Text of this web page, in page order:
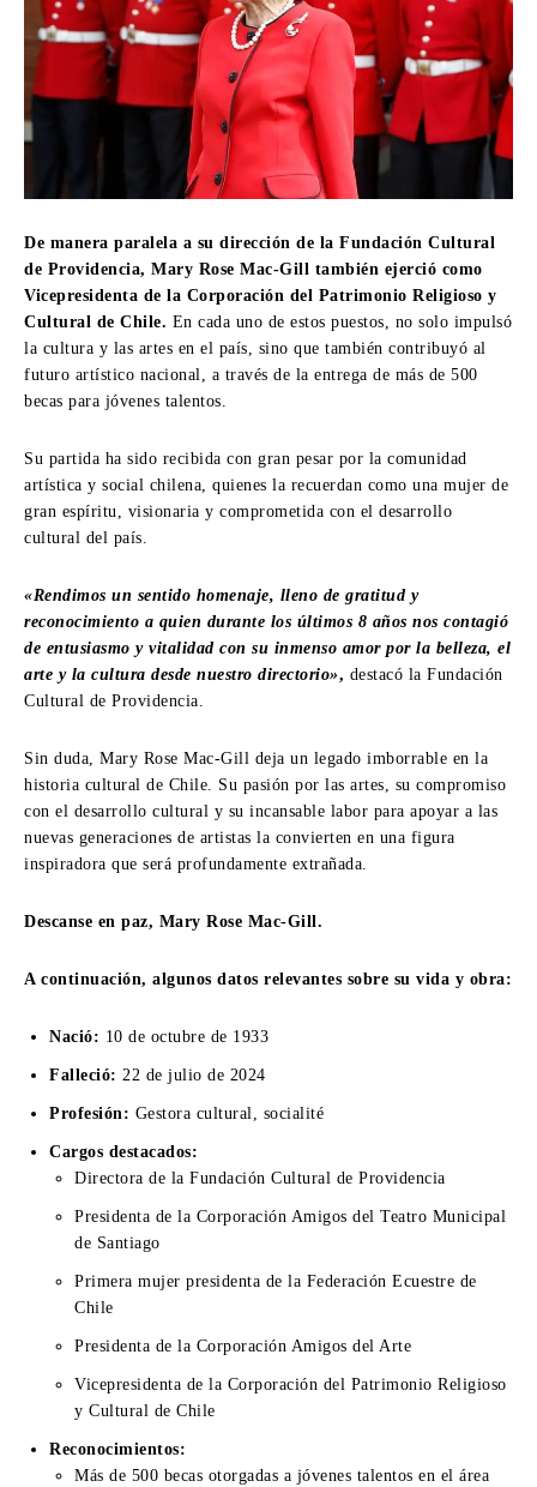
De manera paralela a su dirección de la Fundación Cultural
de Providencia, Mary Rose Mac-Gill también ejerció como
Vicepresidenta de la Corporación del Patrimonio Religioso y
Cultural de Chile. En cada uno de estos puestos, no solo impulsó
la cultura y las artes en el país, sino que también contribuyó al
futuro artístico nacional, a través de la entrega de más de 500
becas para jóvenes talentos.
Su partida ha sido recibida con gran pesar por la comunidad
artística y social chilena, quienes la recuerdan como una mujer de
gran espíritu, visionaria y comprometida con el desarrollo
cultural del país.
«Rendimos un sentido homenaje, lleno de gratitud y
reconocimiento a quien durante los últimos 8 años nos contagió
de entusiasmo y vitalidad con su inmenso amor por la belleza, el
arte y la cultura desde nuestro directorio», destacó la Fundación
Cultural de Providencia.
Sin duda, Mary Rose Mac-Gill deja un legado imborrable en la
historia cultural de Chile. Su pasión por las artes, su compromiso
con el desarrollo cultural y su incansable labor para apoyar a las
nuevas generaciones de artistas la convierten en una figura
inspiradora que será profundamente extrañada.
Descanse en paz, Mary Rose Mac-Gill.
A continuación, algunos datos relevantes sobre su vida y obra:
Nació: 10 de octubre de 1933
Falleció: 22 de julio de 2024
Profesión: Gestora cultural, socialité
Cargos destacados:
Directora de la Fundación Cultural de Providencia
Presidenta de la Corporación Amigos del Teatro Municipal
de Santiago
Primera mujer presidenta de la Federación Ecuestre de
Chile
Presidenta de la Corporación Amigos del Arte
Vicepresidenta de la Corporación del Patrimonio Religioso
y Cultural de Chile
Reconocimientos:
Más de 500 becas otorgadas a jóvenes talentos en el área